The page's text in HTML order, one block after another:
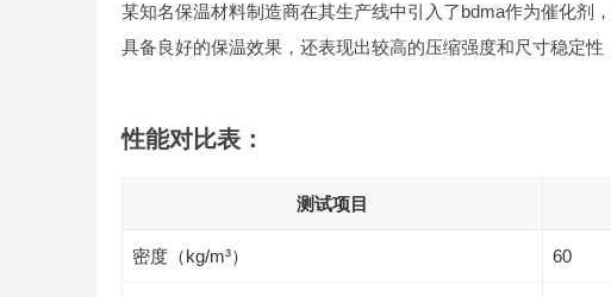
某知名保温材料制造商在其生产线中引入了bdma作为催化剂
具备良好的保温效果，还表现出较高的压缩强度和尺寸稳定性
性能对比表：
测试项目
密度（kg/m³） 60